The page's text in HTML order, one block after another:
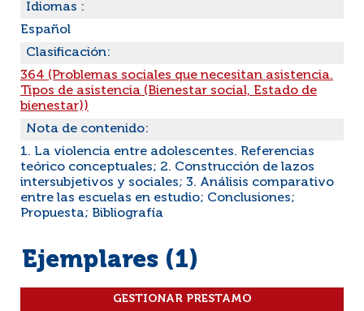
Idiomas :
Español
Clasificación:
364 (Problemas sociales que necesitan asistencia.
Tipos de asistencia (Bienestar social, Estado de
bienestar))
Nota de contenido:
1. La violencia entre adolescentes. Referencias
teórico conceptuales; 2. Construcción de lazos
intersubjetivos y sociales; 3. Análisis comparativo
entre las escuelas en estudio; Conclusiones;
Propuesta; Bibliografía
Ejemplares (1)